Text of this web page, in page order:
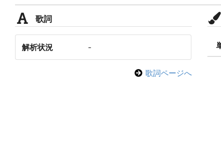
歌詞
解析状況 -
歌詞ページへ